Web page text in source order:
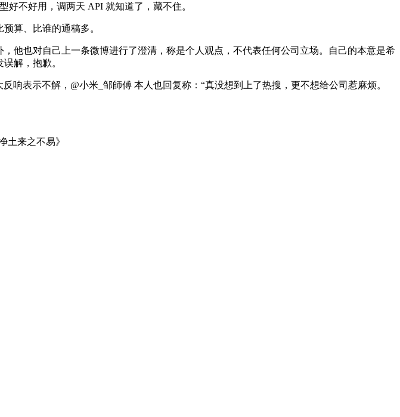
不好用，调两天 API 就知道了，藏不住。
算、比谁的通稿多。
他也对自己上一条微博进行了澄清，称是个人观点，不代表任何公司立场。自己的本意是希
解，抱歉。
表示不解，@小米_邹師傅 本人也回复称：“真没想到上了热搜，更不想给公司惹麻烦。
土来之不易》